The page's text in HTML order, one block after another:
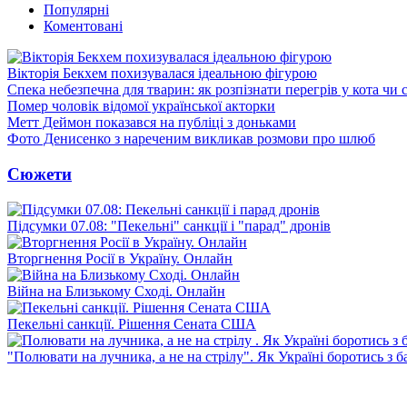
Популярні
Коментовані
Вікторія Бекхем похизувалася ідеальною фігурою
Спека небезпечна для тварин: як розпізнати перегрів у кота чи
Помер чоловік відомої української акторки
Метт Деймон показався на публіці з доньками
Фото Денисенко з нареченим викликав розмови про шлюб
Сюжети
Підсумки 07.08: "Пекельні" санкції і "парад" дронів
Вторгнення Росії в Україну. Онлайн
Війна на Близькому Сході. Онлайн
Пекельні санкції. Рішення Сената США
"Полювати на лучника, а не на стрілу". Як Україні боротись з